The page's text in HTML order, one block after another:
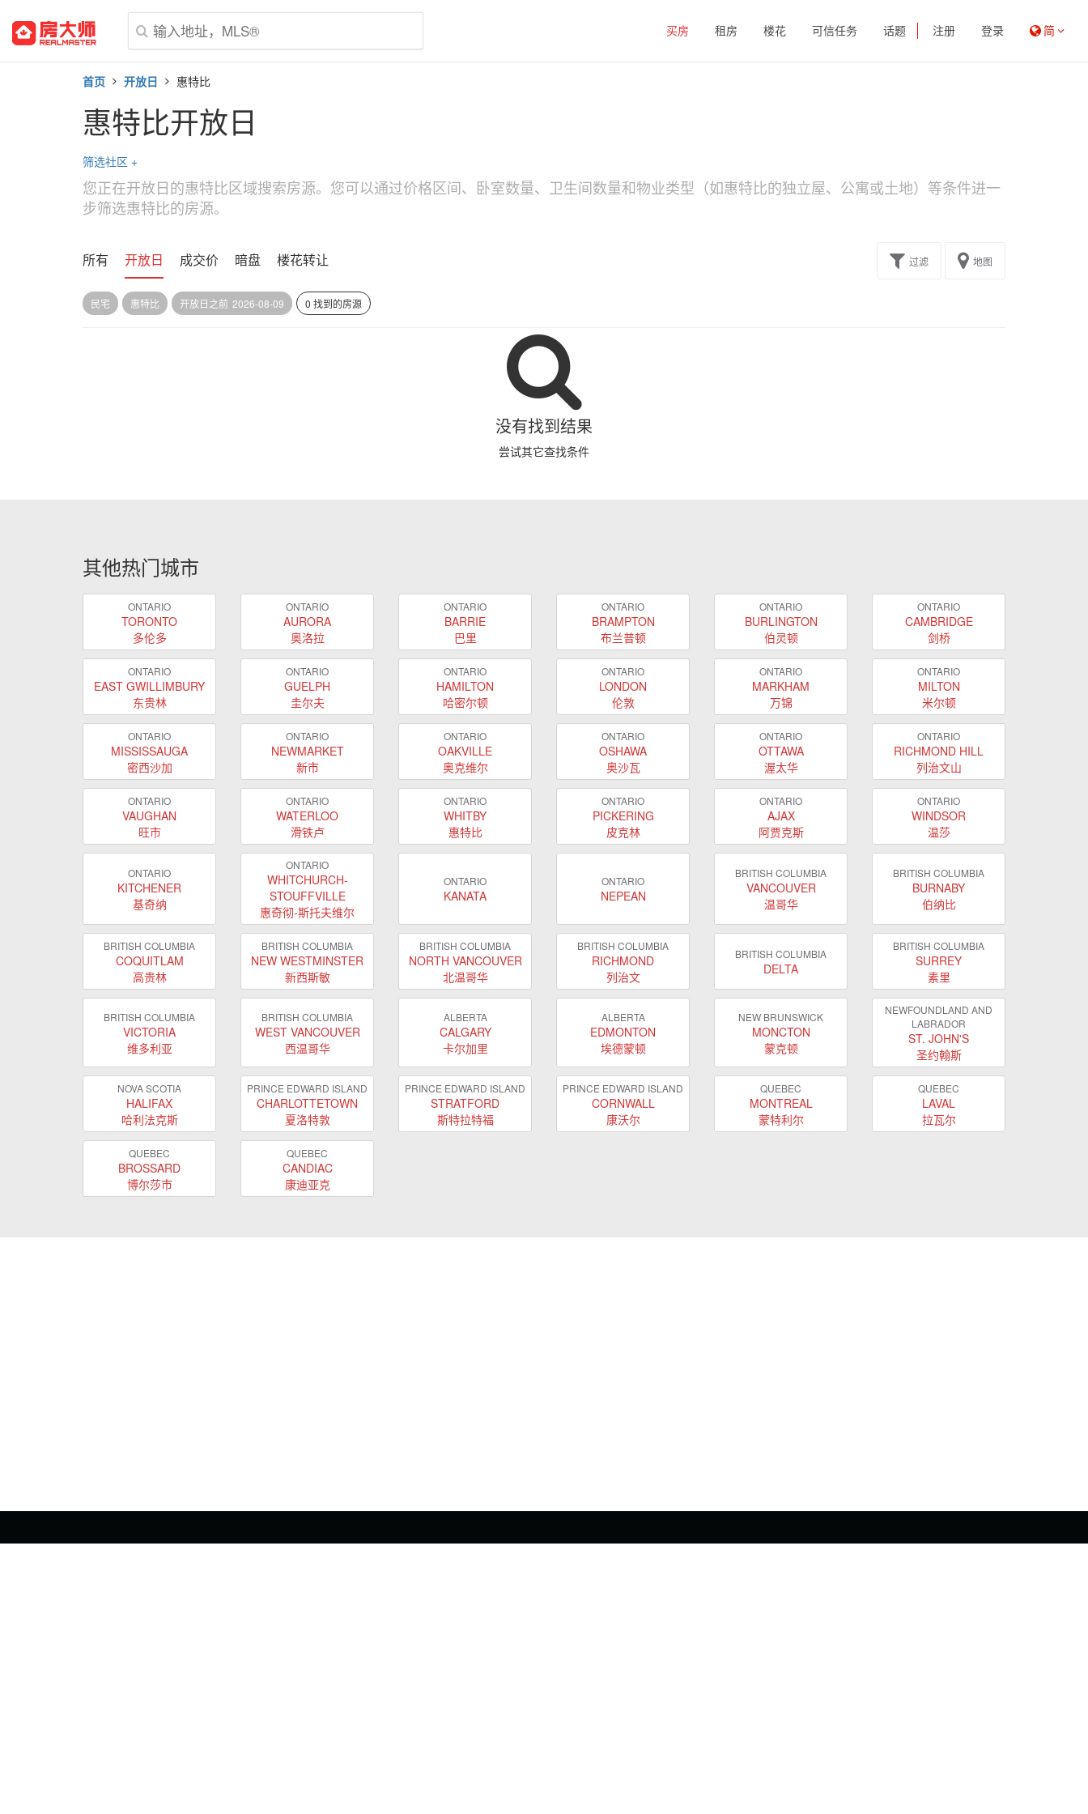
买房 租房 楼花 可信任务 话题 注册 登录 简
首页 开放日 惠特比
惠特比开放日
筛选社区 +
您正在开放日的惠特比区域搜索房源。您可以通过价格区间、卧室数量、卫生间数量和物业类型（如惠特比的独立屋、公寓或土地）等条件进一
步筛选惠特比的房源。
所有 开放日 成交价 暗盘 楼花转让 过滤 地图
民宅 惠特比 开放日之前 2026-08-09 0 找到的房源
没有找到结果
尝试其它查找条件
其他热门城市
ONTARIO
TORONTO
多伦多
ONTARIO
AURORA
奥洛拉
ONTARIO
BARRIE
巴里
ONTARIO
BRAMPTON
布兰普顿
ONTARIO
BURLINGTON
伯灵顿
ONTARIO
CAMBRIDGE
剑桥
ONTARIO
EAST GWILLIMBURY
东贵林
ONTARIO
GUELPH
圭尔夫
ONTARIO
HAMILTON
哈密尔顿
ONTARIO
LONDON
伦敦
ONTARIO
MARKHAM
万锦
ONTARIO
MILTON
米尔顿
ONTARIO
MISSISSAUGA
密西沙加
ONTARIO
NEWMARKET
新市
ONTARIO
OAKVILLE
奥克维尔
ONTARIO
OSHAWA
奥沙瓦
ONTARIO
OTTAWA
渥太华
ONTARIO
RICHMOND HILL
列治文山
ONTARIO
VAUGHAN
旺市
ONTARIO
WATERLOO
滑铁卢
ONTARIO
WHITBY
惠特比
ONTARIO
PICKERING
皮克林
ONTARIO
AJAX
阿贾克斯
ONTARIO
WINDSOR
温莎
ONTARIO
KITCHENER
基奇纳
ONTARIO
WHITCHURCH-
STOUFFVILLE
惠奇彻-斯托夫维尔
ONTARIO
KANATA
ONTARIO
NEPEAN
BRITISH COLUMBIA
VANCOUVER
温哥华
BRITISH COLUMBIA
BURNABY
伯纳比
BRITISH COLUMBIA
COQUITLAM
高贵林
BRITISH COLUMBIA
NEW WESTMINSTER
新西斯敏
BRITISH COLUMBIA
NORTH VANCOUVER
北温哥华
BRITISH COLUMBIA
RICHMOND
列治文
BRITISH COLUMBIA
DELTA
BRITISH COLUMBIA
SURREY
素里
BRITISH COLUMBIA
VICTORIA
维多利亚
BRITISH COLUMBIA
WEST VANCOUVER
西温哥华
ALBERTA
CALGARY
卡尔加里
ALBERTA
EDMONTON
埃德蒙顿
NEW BRUNSWICK
MONCTON
蒙克顿
NEWFOUNDLAND AND
LABRADOR
ST. JOHN'S
圣约翰斯
NOVA SCOTIA
HALIFAX
哈利法克斯
PRINCE EDWARD ISLAND
CHARLOTTETOWN
夏洛特敦
PRINCE EDWARD ISLAND
STRATFORD
斯特拉特福
PRINCE EDWARD ISLAND
CORNWALL
康沃尔
QUEBEC
MONTREAL
蒙特利尔
QUEBEC
LAVAL
拉瓦尔
QUEBEC
BROSSARD
博尔莎市
QUEBEC
CANDIAC
康迪亚克